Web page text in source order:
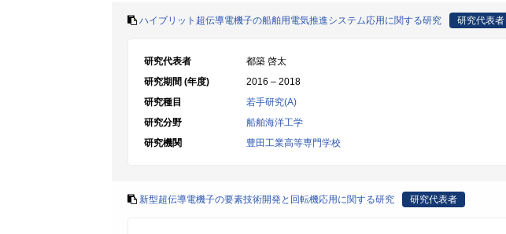
ハイブリット超伝導電機子の船舶用電気推進システム応用に関する研究 研究代表者
研究代表者
都築 啓太
研究期間 (年度)
2016 – 2018
研究種目
若手研究(A)
研究分野
船舶海洋工学
研究機関
豊田工業高等専門学校
新型超伝導電機子の要素技術開発と回転機応用に関する研究 研究代表者